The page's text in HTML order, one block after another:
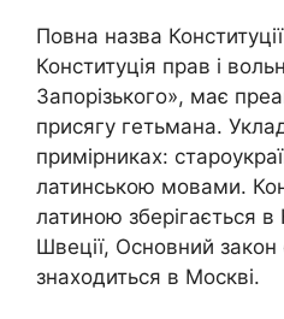
Повна назва
Конституція прав і
Запорізького», має
присягу гетьмана.
примірниках:
латинською мовами.
латиною зберігається в
Швеції, Основний закон
знаходиться в Москві.